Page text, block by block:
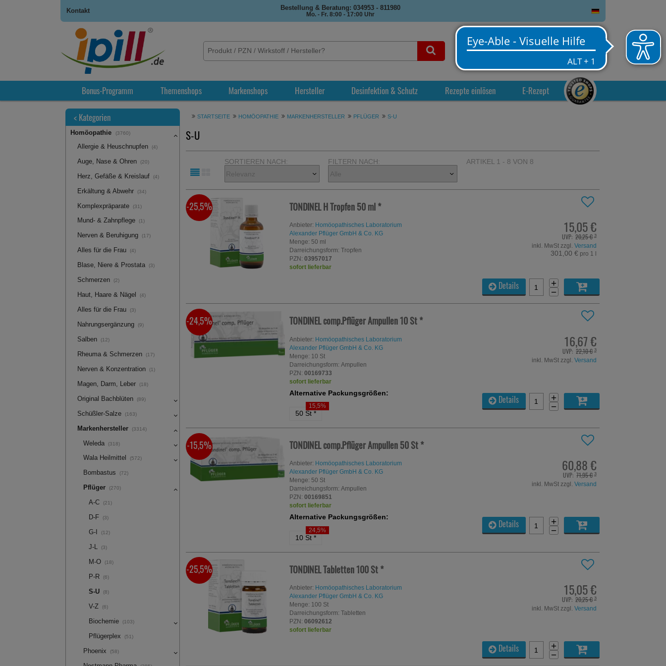
0
Warenkorb
Kontakt Bestellung & Beratung: 034953 - 811980
Mo. - Fr. 8:00 - 17:00 Uhr
Bonus-Programm Themenshops Markenshops Hersteller Desinfektion & Schutz Rezepte einlösen E-Rezept
STARTSEITE HOMÖOPATHIE MARKENHERSTELLER PFLÜGER S-U
S-U
SORTIEREN NACH: FILTERN NACH: ARTIKEL 1 - 8 VON 8
TONDINEL H Tropfen50 ml*
Anbieter: Homöopathisches Laboratorium
Alexander Pflüger GmbH & Co. KG
Menge: 50 ml
Darreichungsform: Tropfen
PZN: 03957017
15,05 €
UVP: 20,25 €³
inkl. MwSt zzgl. Versand
301,00 € pro 1 l
-25,5%
sofort lieferbar
+
−
Details
TONDINEL comp.Pflüger Ampullen10 St*
Anbieter: Homöopathisches Laboratorium
Alexander Pflüger GmbH & Co. KG
Menge: 10 St
Darreichungsform: Ampullen
PZN: 00169733
16,67 €
UVP: 22,10 €³
inkl. MwSt zzgl. Versand
-24,5%
sofort lieferbar
Alternative Packungsgrößen:
50 St *
15,5%
+
−
Details
TONDINEL comp.Pflüger Ampullen50 St*
Anbieter: Homöopathisches Laboratorium
Alexander Pflüger GmbH & Co. KG
Menge: 50 St
Darreichungsform: Ampullen
PZN: 00169851
60,88 €
UVP: 71,95 €³
inkl. MwSt zzgl. Versand
-15,5%
sofort lieferbar
Alternative Packungsgrößen:
10 St *
24,5%
+
−
Details
TONDINEL Tabletten100 St*
Anbieter: Homöopathisches Laboratorium
Alexander Pflüger GmbH & Co. KG
Menge: 100 St
Darreichungsform: Tabletten
PZN: 06092612
15,05 €
UVP: 20,25 €³
inkl. MwSt zzgl. Versand
-25,5%
sofort lieferbar
+
−
Details
< Kategorien
Homöopathie (3760)
Allergie & Heuschnupfen (4)
Auge, Nase & Ohren (20)
Herz, Gefäße & Kreislauf (4)
Erkältung & Abwehr (34)
Komplexpräparate (31)
Mund- & Zahnpflege (1)
Nerven & Beruhigung (17)
Alles für die Frau (4)
Blase, Niere & Prostata (3)
Schmerzen (2)
Haut, Haare & Nägel (4)
Alles für die Frau (3)
Nahrungsergänzung (9)
Salben (12)
Rheuma & Schmerzen (17)
Nerven & Konzentration (1)
Magen, Darm, Leber (18)
Original Bachblüten (89)
Schüßler-Salze (163)
Markenhersteller (3314)
Weleda (318)
Wala Heilmittel (572)
Bombastus (72)
Pflüger (270)
A-C (21)
D-F (3)
G-I (12)
J-L (3)
M-O (18)
P-R (6)
S-U (8)
V-Z (6)
Biochemie (103)
Pflügerplex (51)
Phoenix (58)